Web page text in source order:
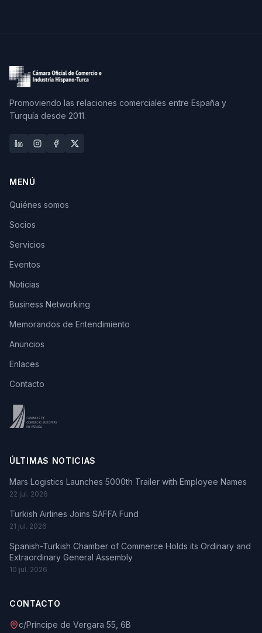
Promoviendo las relaciones comerciales entre España y
Turquía desde 2011.
MENÚ
Quiénes somos
Socios
Servicios
Eventos
Noticias
Business Networking
Memorandos de Entendimiento
Anuncios
Enlaces
Contacto
ÚLTIMAS NOTICIAS
Mars Logistics Launches 5000th Trailer with Employee Names
22 jul. 2026
Turkish Airlines Joins SAFFA Fund
21 jul. 2026
Spanish-Turkish Chamber of Commerce Holds its Ordinary and
Extraordinary General Assembly
10 jul. 2026
CONTACTO
c/Príncipe de Vergara 55, 6B